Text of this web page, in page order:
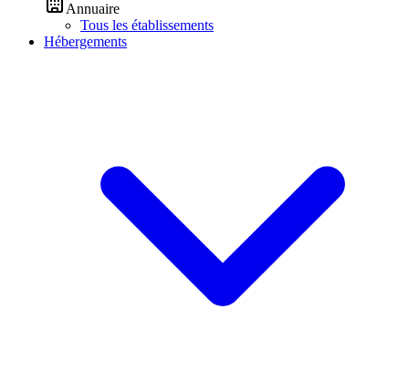
Annuaire
Tous les établissements
Hébergements